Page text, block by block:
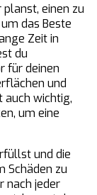
einen zu
das Beste
Zeit in
du
für deinen
und
auch wichtig,
um eine
und die
Schäden zu
nach jeder